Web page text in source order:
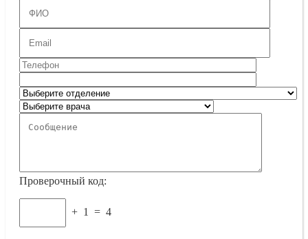
Проверочный код:
+ 1 = 4